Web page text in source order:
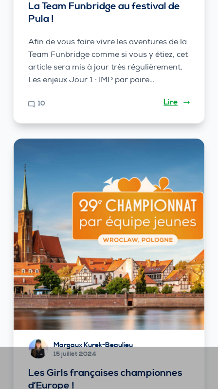
La Team Funbridge au festival de
Pula !
Afin de vous faire vivre les aventures de la
Team Funbridge comme si vous y étiez, cet
article sera mis à jour très régulièrement.
Les enjeux Jour 1 : IMP par paire…
10 Lire
Margaux Kurek-Beaulieu
15 juillet 2024
Les Girls françaises championnes
d’Europe !